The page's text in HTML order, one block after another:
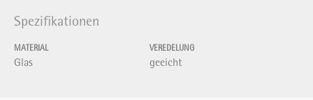
Spezifikationen
MATERIAL
Glas
VEREDELUNG
geeicht